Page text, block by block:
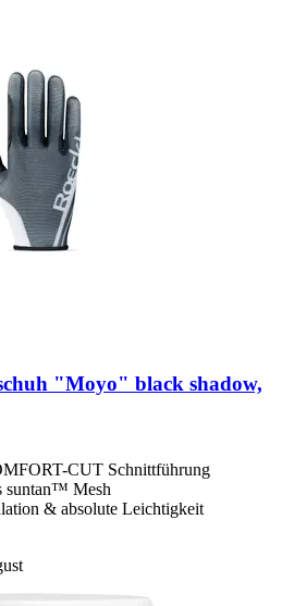
"Moyo" black shadow,
CUT Schnittführung
suntan™ Mesh
& absolute Leichtigkeit